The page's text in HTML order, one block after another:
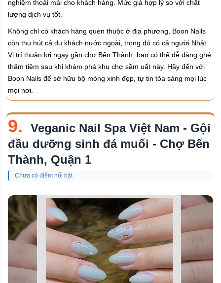
nghiệm thoải mái cho khách hàng. Mức giá hợp lý so với chất
lượng dịch vụ tốt.
Không chỉ có khách hàng quen thuộc ở địa phương, Boon Nails
còn thu hút cả du khách nước ngoài, trong đó có cả người Nhật.
Vị trí thuận lợi ngay gần chợ Bến Thành, bạn có thể dễ dàng ghé
thăm tiệm sau khi khám phá khu chợ sầm uất này. Hãy đến với
Boon Nails để sở hữu bộ móng xinh đẹp, tự tin tỏa sáng mọi lúc
mọi nơi.
9.
Veganic Nail Spa Việt Nam - Gội
đầu dưỡng sinh đá muối - Chợ Bến
Thành, Quận 1
Chưa có điểm nổi bật